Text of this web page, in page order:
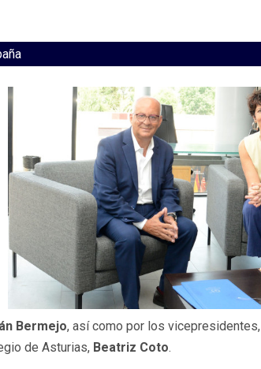
Bermejo, así como por los vicepresidentes,
de Asturias, Beatriz Coto.